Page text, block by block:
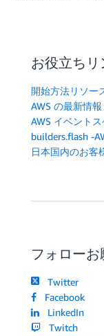
お役立ちリ
開始方法リソー
AWS の最新情報
AWS イベント
builders.flash -
日本国内のお客
フォロー
Twitter
Facebook
LinkedIn
Twitch